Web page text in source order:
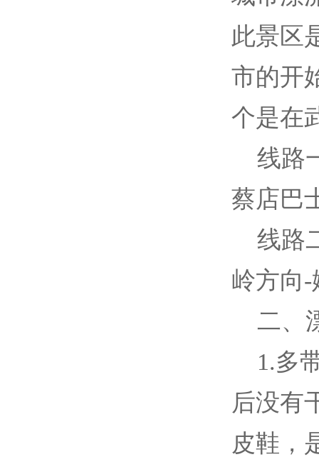
此景区
市的开
个是在
线路
蔡店巴
线路
岭方向
二、
1.多
后没有
皮鞋，